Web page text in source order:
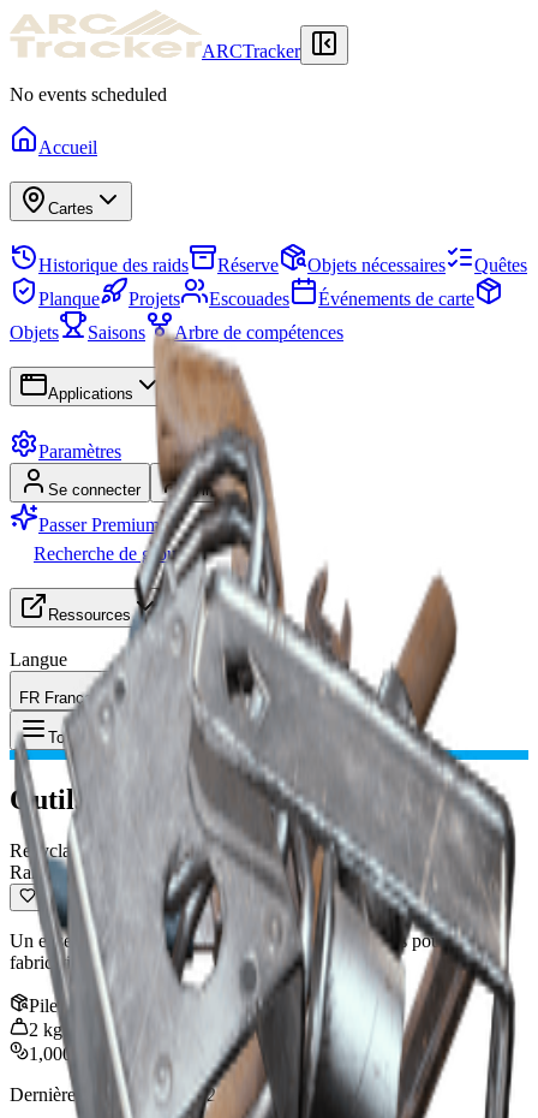
ARCTracker
No events scheduled
Accueil
Cartes
Historique des raids Réserve Objets nécessaires
Quêtes
Planque
Projets Escouades
Événements de carte
Objets
Saisons Arbre de compétences
Applications
Paramètres
Se connecter S'inscrire
Passer Premium
Recherche de groupe
Ressources
Langue
FR Français
Toggle Menu Objet Outils Rouillés
Outils Rouillés
Recyclable
Rare
Un ensemble d'outils, rouillés mais encore utilisables pour la
fabrication.
Pile:3
2 kg
1,000
Dernière mise à jour: Feb 24, 2026